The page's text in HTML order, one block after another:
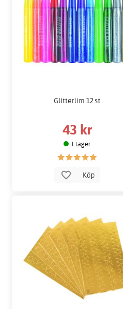
Glitterlim 12 st
43 kr
I lager
Köp